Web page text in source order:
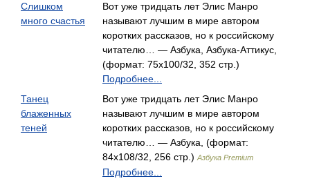
Слишком
много счастья
Вот уже тридцать лет Элис Манро
называют лучшим в мире автором
коротких рассказов, но к российскому
читателю… — Азбука, Азбука-Аттикус,
(формат: 75x100/32, 352 стр.)
Подробнее...
Танец
блаженных
теней
Вот уже тридцать лет Элис Манро
называют лучшим в мире автором
коротких рассказов, но к российскому
читателю… — Азбука, (формат:
84x108/32, 256 стр.) Азбука Premium
Подробнее...